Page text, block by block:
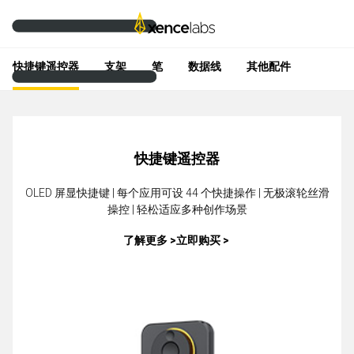
快捷键遥控器 支架 笔 数据线 其他配件
快捷键遥控器
OLED 屏显快捷键 | 每个应用可设 44 个快捷操作 | 无极滚轮丝滑
操控 | 轻松适应多种创作场景
了解更多 >立即购买 >